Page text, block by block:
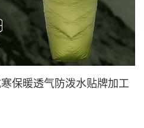
保暖透气防泼水贴牌加工